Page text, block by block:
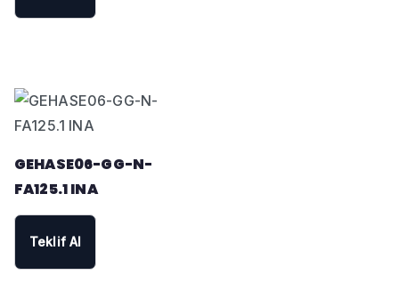
GEHASE06-GG-N-
FA125.1 INA
Teklif Al